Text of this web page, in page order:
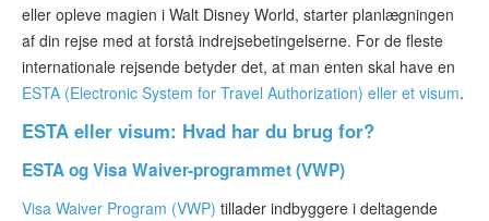
eller opleve magien i Walt Disney World, starter planlægningen
af din rejse med at forstå indrejsebetingelserne. For de fleste
internationale rejsende betyder det, at man enten skal have en
ESTA (Electronic System for Travel Authorization) eller et visum.
ESTA eller visum: Hvad har du brug for?
ESTA og Visa Waiver-programmet (VWP)
Visa Waiver Program (VWP) tillader indbyggere i deltagende